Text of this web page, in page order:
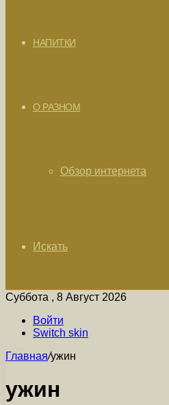
НАПИТКИ
О РАЗНОМ
Обзор интернета
Искать
Суббота , 8 Август 2026
Войти
Switch skin
Главная/ужин
ужин